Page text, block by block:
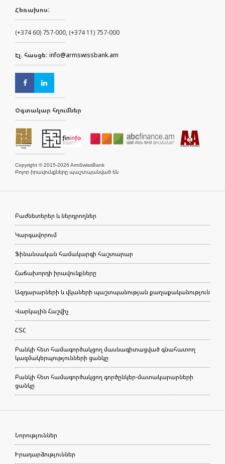
Հեռախոս:
(+374 60) 757-000, (+374 11) 757-000
Էլ. հասցե: info@armswissbank.am
Օգտակար հղումներ
Copyright © 2015-2026 ArmSwissBank
Բոլոր իրավունքները պաշտպանված են
Բաժնետերեր և ներդրողներ
Կարգավորում
Ֆինանսական համակարգի հաշտարար
Հաճախորդի իրավունքները
Ազդարարների և վկաների պաշտպանության քաղաքականություն
Վարկային Հաշվիչ
ՀՏՀ
Բանկի հետ համագործակցող մասնագիտացված գնահատող
կազմակերպությունների ցանկը
Բանկի հետ համագործակցող գործընկեր-մատակարարների
ցանկը
Նորություններ
Իրադարձություններ